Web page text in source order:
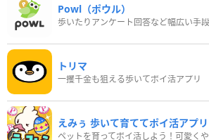
Powl（ポウル）
トリマ
一攫千金も狙える歩いてポイ活アプリ
えみぅ 歩いて育ててポイ活アプリ